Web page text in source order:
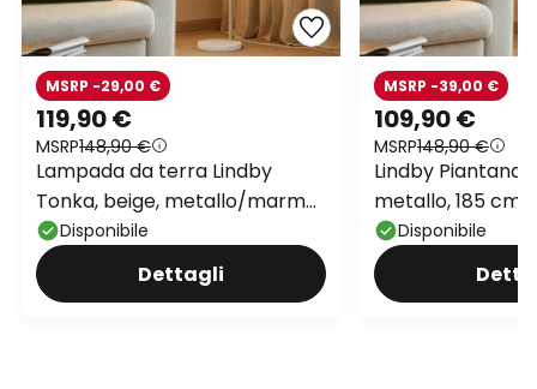
119,90 €
MSRP148,90 €
MSRP -29,00 €
Lampada da terra Lindby
Tonka, beige, metallo/marmo,
185 cm, E27
Disponibile
Dettagli
109,90 €
MSRP148,90 €
MSRP -39,00 €
Lindby Piantana
metallo, 185 cm,
Disponibile